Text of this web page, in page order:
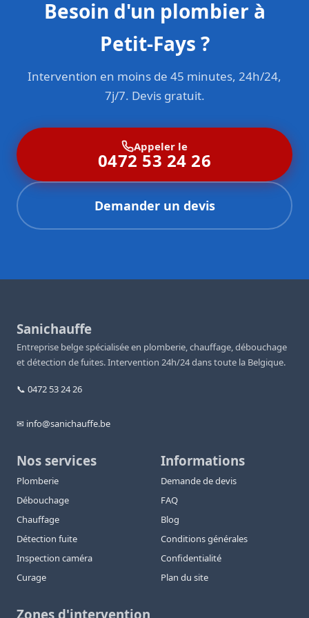
Besoin d'un plombier à
Petit-Fays ?
Intervention en moins de 45 minutes, 24h/24,
7j/7. Devis gratuit.
Appeler le
0472 53 24 26
Demander un devis
Sanichauffe
Entreprise belge spécialisée en plomberie, chauffage, débouchage
et détection de fuites. Intervention 24h/24 dans toute la Belgique.
📞 0472 53 24 26
✉ info@sanichauffe.be
Nos services
Plomberie
Débouchage
Chauffage
Détection fuite
Inspection caméra
Curage
Informations
Demande de devis
FAQ
Blog
Conditions générales
Confidentialité
Plan du site
Zones d'intervention